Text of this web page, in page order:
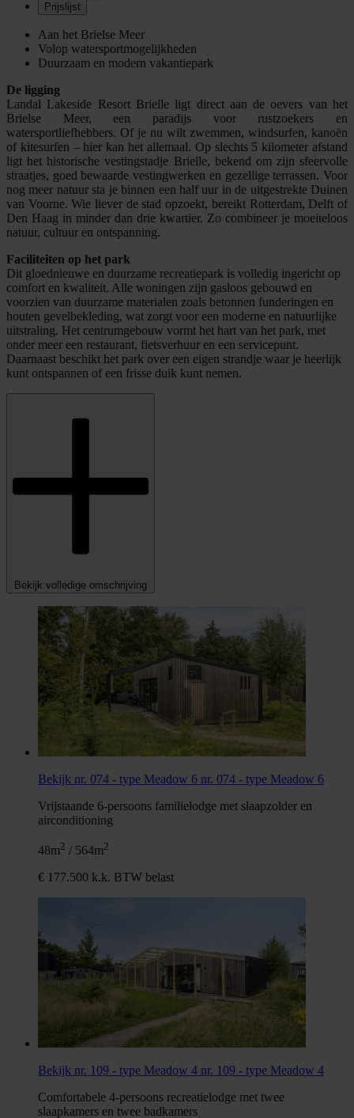
Prijslijst
Aan het Brielse Meer
Volop watersportmogelijkheden
Duurzaam en modern vakantiepark
De ligging
Landal Lakeside Resort Brielle ligt direct aan de oevers van het
Brielse Meer, een paradijs voor rustzoekers en
watersportliefhebbers. Of je nu wilt zwemmen, windsurfen, kanoën
of kitesurfen – hier kan het allemaal. Op slechts 5 kilometer afstand
ligt het historische vestingstadje Brielle, bekend om zijn sfeervolle
straatjes, goed bewaarde vestingwerken en gezellige terrassen. Voor
nog meer natuur sta je binnen een half uur in de uitgestrekte Duinen
van Voorne. Wie liever de stad opzoekt, bereikt Rotterdam, Delft of
Den Haag in minder dan drie kwartier. Zo combineer je moeiteloos
natuur, cultuur en ontspanning.
Faciliteiten op het park
Dit gloednieuwe en duurzame recreatiepark is volledig ingericht op
comfort en kwaliteit. Alle woningen zijn gasloos gebouwd en
voorzien van duurzame materialen zoals betonnen funderingen en
houten gevelbekleding, wat zorgt voor een moderne en natuurlijke
uitstraling. Het centrumgebouw vormt het hart van het park, met
onder meer een restaurant, fietsverhuur en een servicepunt.
Daarnaast beschikt het park over een eigen strandje waar je heerlijk
kunt ontspannen of een frisse duik kunt nemen.
Bekijk volledige omschrijving
Bekijk nr. 074 - type Meadow 6 nr. 074 - type Meadow 6
Vrijstaande 6-persoons familielodge met slaapzolder en
airconditioning
48m2 / 564m2
€ 177.500 k.k. BTW belast
Bekijk nr. 109 - type Meadow 4 nr. 109 - type Meadow 4
Comfortabele 4-persoons recreatielodge met twee
slaapkamers en twee badkamers